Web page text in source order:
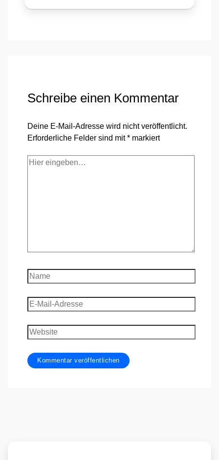
Schreibe einen Kommentar
Deine E-Mail-Adresse wird nicht veröffentlicht.
Erforderliche Felder sind mit* markiert
Hier
Name
E-
Mail-
Adresse
Website